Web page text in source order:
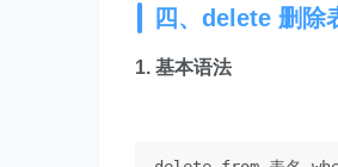
四、delete 删除
1. 基本语法